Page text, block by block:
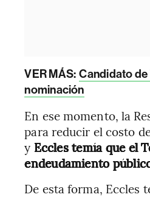
VER MÁS: Candidato de
nominación
En ese momento, la
para reducir el costo
y Eccles temía que el
endeudamiento
De esta forma, Eccles